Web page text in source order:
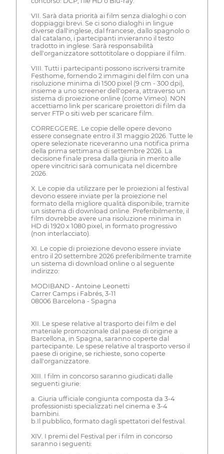
VII. Sarà data priorità ai film senza dialoghi o con
doppiaggi brevi. Se ci sono dialoghi in lingue
diverse dall'inglese, dal francese, dallo spagnolo o
dal catalano, i partecipanti invieranno il testo
tradotto in inglese. Sarà responsabilità
dell'organizzatore sottotitolare o doppiare il film.
VIII. Tutti i partecipanti possono iscriversi tramite
Festhome, fornendo 2 immagini del film con una
risoluzione minima di 1500 pixel (9 cm - 300 dpi),
insieme a uno screener dell'opera, attraverso un
sistema di proiezione online (come Vimeo). NON
accettiamo link per scaricare proiettori di film da
server FTP o siti web per scaricare film.
CORREGGERE. Le copie delle opere devono
essere consegnate entro il 31 maggio 2026. Tutte le
opere selezionate riceveranno una notifica prima
della prima settimana di settembre 2026. La
decisione finale presa dalla giuria in merito alle
opere vincitrici sarà comunicata nel dicembre
2026.
X. Le copie da utilizzare per le proiezioni al festival
devono essere inviate per la proiezione nel
formato della migliore qualità disponibile, tramite
un sistema di download online. Preferibilmente, il
film dovrebbe avere una risoluzione minima in
HD di 1920 x 1080 pixel, in formato progressivo
(non interlacciato).
XI. Le copie di proiezione devono essere inviate
entro il 20 settembre 2026 preferibilmente tramite
un sistema di download online o al seguente
indirizzo:
MODIBAND - Antoine Leonetti
Carrer Camps i Fabrés, 3-11
08006 Barcelona - Spagna
XII. Le spese relative al trasporto dei film e del
materiale promozionale dal paese di origine a
Barcellona, in Spagna, saranno coperte dal
partecipante. Le spese relative al trasporto verso il
paese di origine, se richieste, sono coperte
dall'organizzatore.
XIII. I film in concorso saranno giudicati dalle
seguenti giurie:
a. Giuria ufficiale congiunta composta da 3-4
professionisti specializzati nel cinema e 3-4
bambini.
b.Il pubblico, formato dagli spettatori del festival.
XIV. I premi del Festival per i film in concorso
saranno i seguenti: